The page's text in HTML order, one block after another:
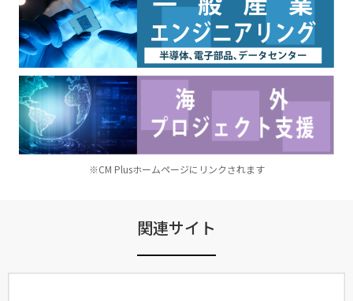
※CM Plusホームページにリンクされます
関連サイト